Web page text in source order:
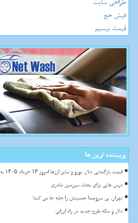
فیش حج
قیمت بیسیم
پربیننده ترین ها
قیمت بازگشایی دلار، یورو و سایر ارزها امروز ۱۳ خرداد ۱۴۰۵ به همراه جدول
درس هایی برای نجات سرزمین مادری
تهران، بی سروصدا جمعیتش را جابه جا می کند!
دلار و سکه طرح جدید در راه ارزانی